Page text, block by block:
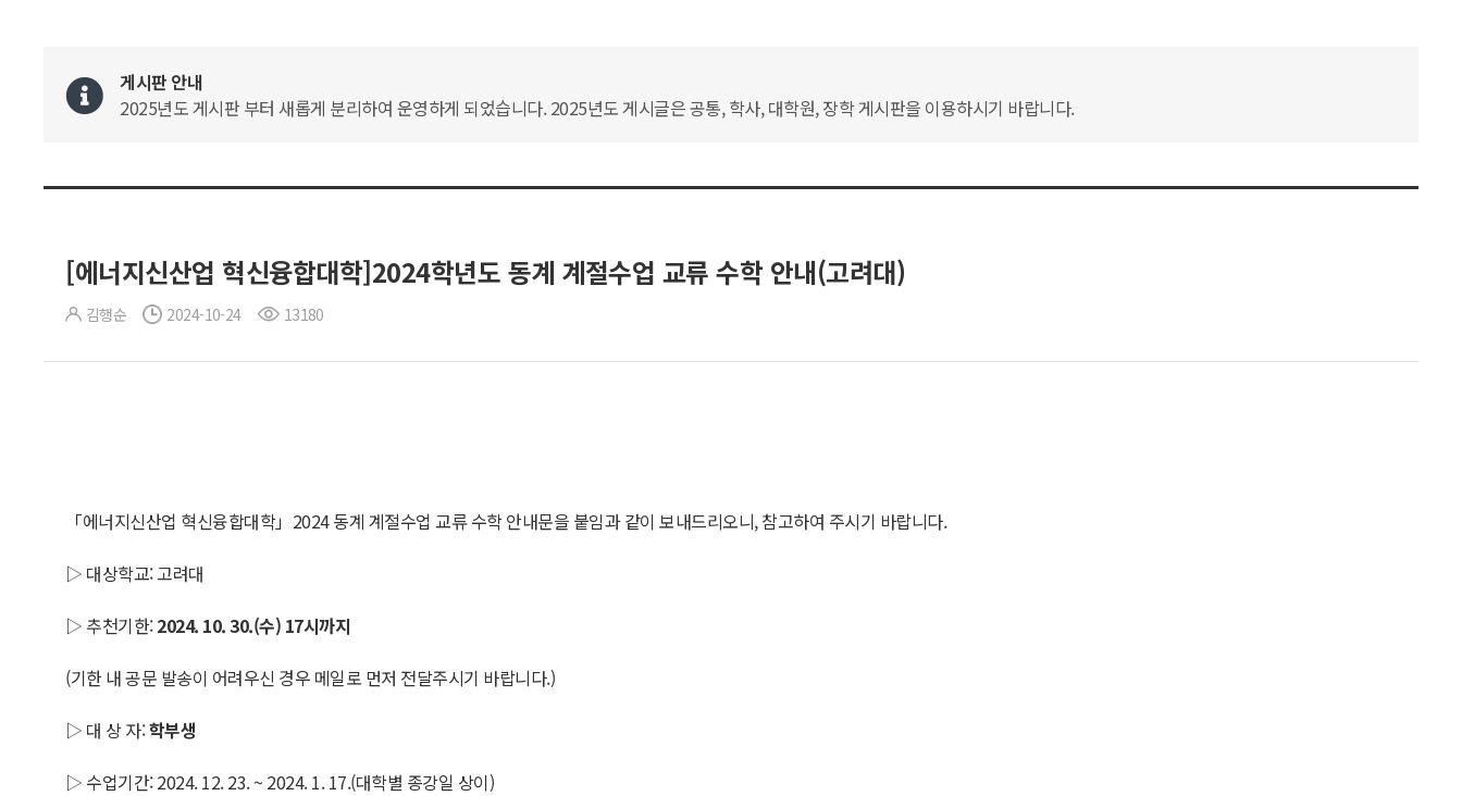
게시판 안내
2025년도 게시판 부터 새롭게 분리하여 운영하게 되었습니다. 2025년도 게시글은 공통, 학사, 대학원, 장학 게시판을 이용하시기 바랍니다.
[에너지신산업 혁신융합대학]2024학년도 동계 계절수업 교류 수학 안내(고려대)
김행순 2024-10-24 13180
「에너지신산업 혁신융합대학」2024 동계 계절수업 교류 수학 안내문을 붙임과 같이 보내드리오니, 참고하여 주시기 바랍니다.
▷ 대상학교: 고려대
▷ 추천기한:2024. 10. 30.(수) 17시까지
(기한 내 공문 발송이 어려우신 경우 메일로 먼저 전달주시기 바랍니다.)
▷ 대 상 자:학부생
▷ 수업기간: 2024. 12. 23. ~ 2024. 1. 17.(대학별 종강일 상이)